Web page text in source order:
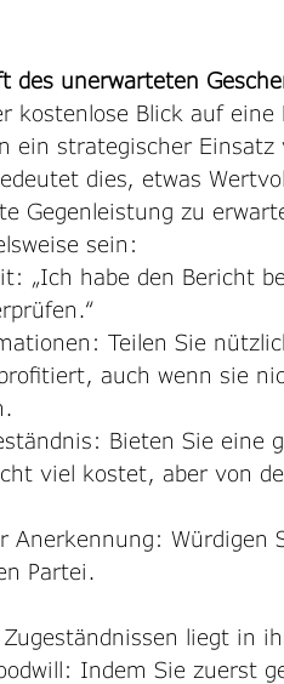
des unerwarteten
kostenlose Blick auf
ein strategischer Einsatz
dies, etwas
Gegenleistung zu
sein:
„Ich habe den Bericht
Teilen Sie
auch wenn sie
Bieten Sie eine
viel kostet, aber von
Würdigen
Partei.
liegt in
Indem Sie zuerst